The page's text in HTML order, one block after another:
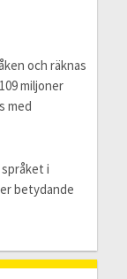
och räknas
miljoner
med
i
betydande